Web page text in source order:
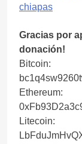
chiapas
Gracias por
donación!
Bitcoin:
Ethereum:
Litecoin: